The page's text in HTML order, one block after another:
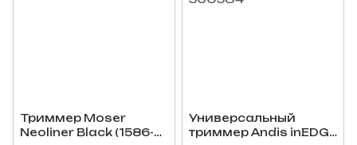
Триммер Moser
Neoliner Black (1586-
Универсальный
триммер Andis inEDGE